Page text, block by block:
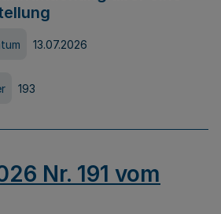
13.07.2026
193
Nr. 191 vom